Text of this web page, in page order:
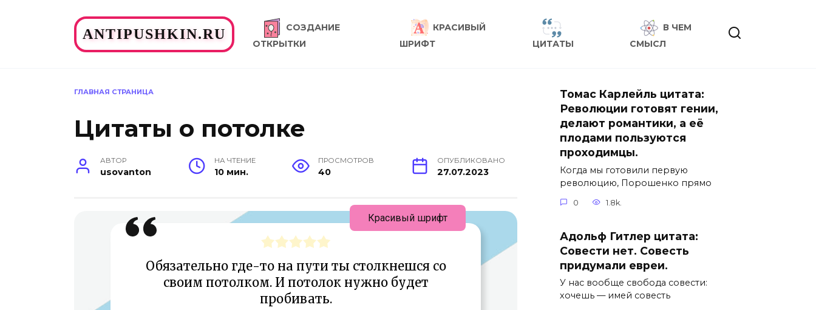
ANTIPUSHKIN.RU
СОЗДАНИЕ
ОТКРЫТКИ
КРАСИВЫЙ
ШРИФТ
ЦИТАТЫ
В ЧЕМ
СМЫСЛ
ГЛАВНАЯ СТРАНИЦА
Цитаты о потолке
АВТОР
usovanton
НА ЧТЕНИЕ
10 мин.
ПРОСМОТРОВ
40
ОПУБЛИКОВАНО
27.07.2023
Обязательно где-то на пути ты столкнешся со
своим потолком. И потолок нужно будет
пробивать.
Красивый шрифт
Томас Карлейль цитата:
Революции готовят гении,
делают романтики, а её
плодами пользуются
проходимцы.
Когда мы готовили первую
революцию, Порошенко прямо
0 1.8k.
Адольф Гитлер цитата:
Совести нет. Совесть
придумали евреи.
У нас вообще свобода совести:
хочешь — имей совесть